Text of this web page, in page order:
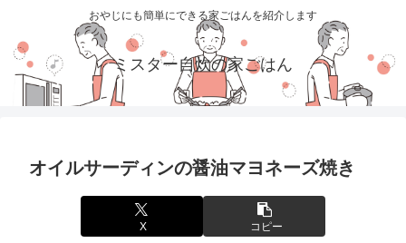
おやじにも簡単にできる家ごはんを紹介します
ミスター自炊の家ごはん
オイルサーディンの醤油マヨネーズ焼き
X コピー